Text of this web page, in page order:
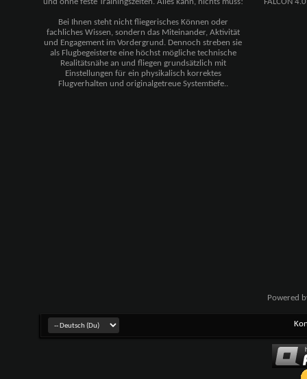
Bei Ihnen steht nicht fliegerisches Können oder
fachliches Wissen, sondern das Miteinander, Aktivität
und Engagement im Vordergrund. Dennoch streben sie
als Flugbegeisterte eine höchst mögliche technische
Realitätsnähe an und fliegen grundsätzlich mit
Einstellungen für ein physikalisch korrektes
Flugverhalten und originalgetreue Systemtiefe..
Powered